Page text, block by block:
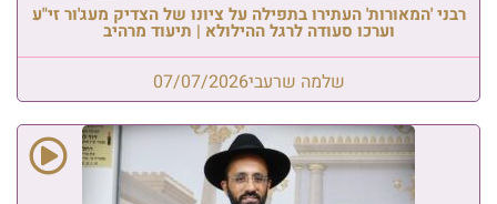
רבני 'המאורות' העתירו בתפילה על ציונו של הצדיק מעג'ור זי"ע
וערכו סעודה לרגל ההילולא | תיעוד מרהיב
שלמה שרעבי07/07/2026